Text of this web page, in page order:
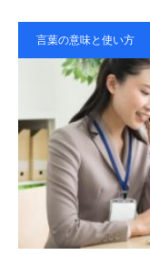
言葉の意味と使い方